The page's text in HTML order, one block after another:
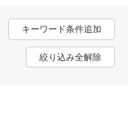
動画配信
楽天TV
動画配信ガイド
キーワード条件追加
絞り込み全解除